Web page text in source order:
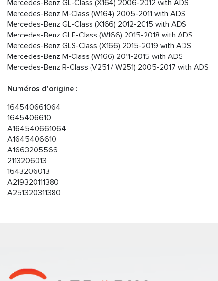
Mercedes-Benz GL-Class (X164) 2006-2012 with ADS
Mercedes-Benz M-Class (W164) 2005-2011 with ADS
Mercedes-Benz GL-Class (X166) 2012-2015 with ADS
Mercedes-Benz GLE-Class (W166) 2015-2018 with ADS
Mercedes-Benz GLS-Class (X166) 2015-2019 with ADS
Mercedes-Benz M-Class (W166) 2011-2015 with ADS
Mercedes-Benz R-Class (V251 / W251) 2005-2017 with ADS
Numéros d'origine :
164540661064
1645406610
A164540661064
A1645406610
A1663205566
2113206013
1643206013
A219320111380
A251320311380